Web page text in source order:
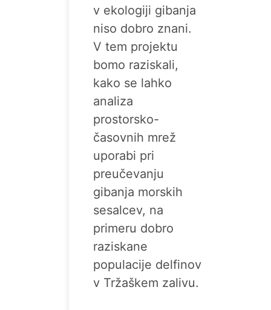
v ekologiji gibanja
niso dobro znani.
V tem projektu
bomo raziskali,
kako se lahko
analiza
prostorsko-
časovnih mrež
uporabi pri
preučevanju
gibanja morskih
sesalcev, na
primeru dobro
raziskane
populacije delfinov
v Tržaškem zalivu.